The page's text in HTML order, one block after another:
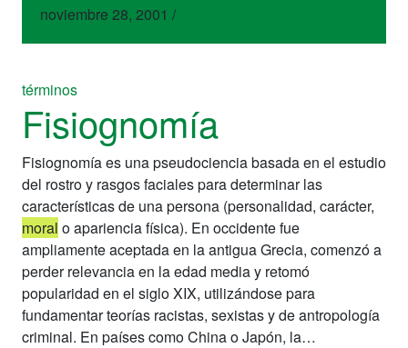
noviembre 28, 2001 /
términos
Fisiognomía
Fisiognomía es una pseudociencia basada en el estudio
del rostro y rasgos faciales para determinar las
características de una persona (personalidad, carácter,
moral o apariencia física). En occidente fue
ampliamente aceptada en la antigua Grecia, comenzó a
perder relevancia en la edad media y retomó
popularidad en el siglo XIX, utilizándose para
fundamentar teorías racistas, sexistas y de antropología
criminal. En países como China o Japón, la…